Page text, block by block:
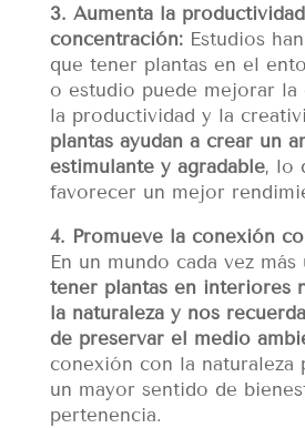
3. Aumenta la
concentración:Estudios
que tener plantas en el
o estudio puede mejorar la
la productividad y la
plantas ayudan a crear un
estimulante y agradable, lo
favorecer un mejor
4. Promueve la conexión
En un mundo cada vez más
tener plantas en interiores
la naturaleza y nos
de preservar el medio
conexión con la naturaleza
un mayor sentido de
pertenencia.